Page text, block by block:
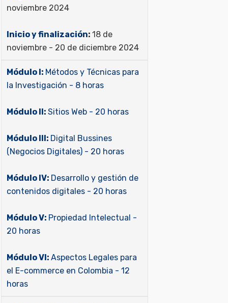
noviembre 2024
Inicio y finalización: 18 de
noviembre - 20 de diciembre 2024
Módulo I: Métodos y Técnicas para
la Investigación - 8 horas
Módulo II: Sitios Web - 20 horas
Módulo III: Digital Bussines
(Negocios Digitales) - 20 horas
Módulo IV: Desarrollo y gestión de
contenidos digitales - 20 horas
Módulo V: Propiedad Intelectual -
20 horas
Módulo VI: Aspectos Legales para
el E-commerce en Colombia - 12
horas